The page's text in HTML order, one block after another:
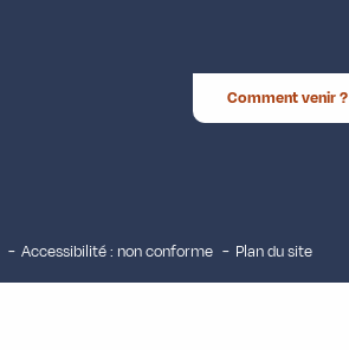
Comment venir ?
Accessibilité : non conforme Plan du site